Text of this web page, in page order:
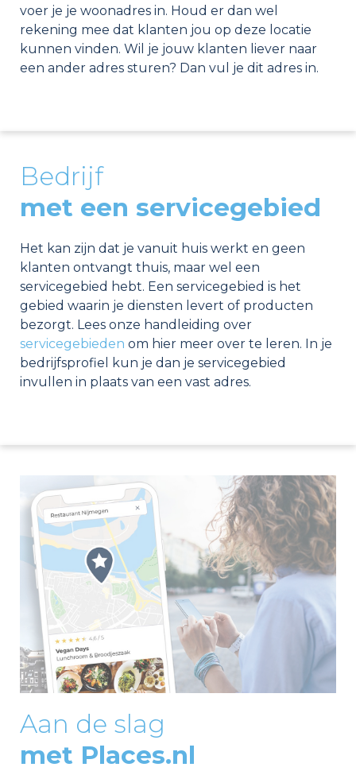
voer je je woonadres in. Houd er dan wel
rekening mee dat klanten jou op deze locatie
kunnen vinden. Wil je jouw klanten liever naar
een ander adres sturen? Dan vul je dit adres in.
Bedrijf
met een servicegebied
Het kan zijn dat je vanuit huis werkt en geen
klanten ontvangt thuis, maar wel een
servicegebied hebt. Een servicegebied is het
gebied waarin je diensten levert of producten
bezorgt. Lees onze handleiding over
servicegebieden om hier meer over te leren. In je
bedrijfsprofiel kun je dan je servicegebied
invullen in plaats van een vast adres.
Aan de slag
met Places.nl